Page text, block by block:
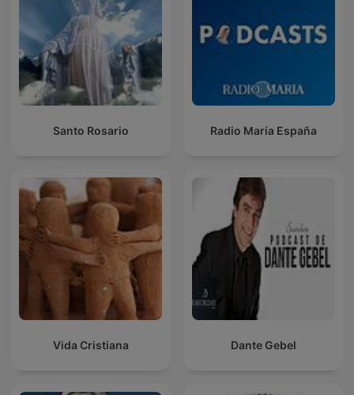
Santo Rosario Radio María España
Vida Cristiana Dante Gebel